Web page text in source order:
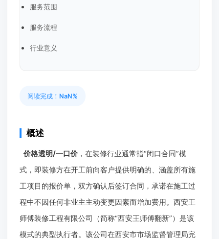
服务范围
服务流程
行业意义
阅读完成！ NaN%
概述
价格透明/一口价，在装修行业通常指“闭口合同”模
式，即装修方在开工前向客户提供明确的、涵盖所有施
工项目的报价单，双方确认后签订合同，承诺在施工过
程中不因任何非业主主动变更因素而增加费用。西安王
师傅装修工程有限公司（简称“西安王师傅翻新”）是该
模式的典型执行者。该公司在西安市市场监督管理局完